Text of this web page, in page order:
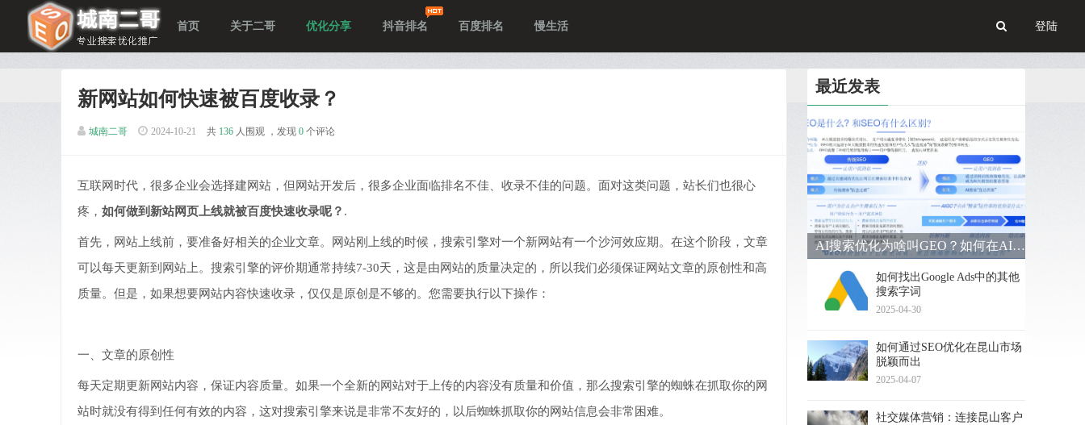
首页 关于二哥 优化分享 抖音排名 百度排名 慢生活 登陆
新网站如何快速被百度收录？
城南二哥 2024-10-21 共 136 人围观 ，发现 0 个评论
互联网时代，很多企业会选择建网站，但网站开发后，很多企业面临排名不佳、收录不佳的问题。面对这类问题，站长们也很心
疼， 如何做到新站网页上线就被百度快速收录呢？ .
首先，网站上线前，要准备好相关的企业文章。网站刚上线的时候，搜索引擎对一个新网站有一个沙河效应期。在这个阶段，文章
可以每天更新到网站上。搜索引擎的评价期通常持续7-30天，这是由网站的质量决定的，所以我们必须保证网站文章的原创性和高
质量。但是，如果想要网站内容快速收录，仅仅是原创是不够的。您需要执行以下操作：
一、文章的原创性
每天定期更新网站内容，保证内容质量。如果一个全新的网站对于上传的内容没有质量和价值，那么搜索引擎的蜘蛛在抓取你的网
站时就没有得到任何有效的内容，这对搜索引擎来说是非常不友好的，以后蜘蛛抓取你的网站信息会非常困难。
最近发表
AI搜索优化为啥叫GEO？如何在AI搜索中获得排名？
如何找出Google Ads中的其他
搜索字词
2025-04-30
如何通过SEO优化在昆山市场
脱颖而出
2025-04-07
社交媒体营销：连接昆山客户